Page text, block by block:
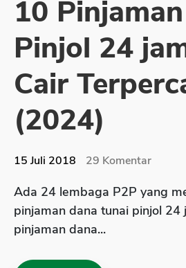
Sekuritas Saham
Bank Digital
Crypto
Assets Crypto
Exchange
Asuransi Kesehatan
Asuransi Syariah
10
Pinjol 24
Cair
(2024)
15 Juli 2018 29 Komentar
Ada 24 lembaga P2P yang
pinjaman dana tunai pinjol 24
pinjaman dana...